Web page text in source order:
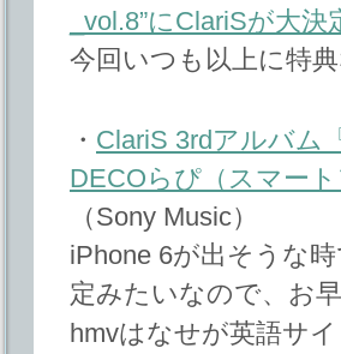
_vol.8”にClariSが大決
今回いつも以上に特
・ ClariS 3rdアルバム
DECOらぴ（スマー
（Sony Music）
iPhone 6が出そうな
定みたいなので、お早
hmvはなせが英語サ